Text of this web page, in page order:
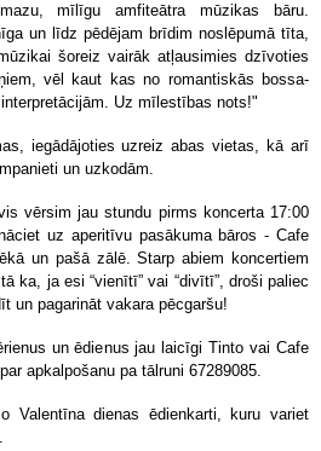
mīlīgu amfiteātra mūzikas bāru.
un līdz pēdējam brīdim noslēpumā tīta,
šoreiz vairāk atļausimies dzīvoties
vēl kaut kas no romantiskās bossa-
Uz mīlestības nots!"
iegādājoties uzreiz abas vietas, kā arī
un uzkodām.
vērsim jau stundu pirms koncerta 17:00
uz aperitīvu pasākuma bāros - Cafe
un pašā zālē. Starp abiem koncertiem
ka, ja esi “vienītī” vai “divītī”, droši paliec
un pagarināt vakara pēcgaršu!
un ēdienus jau laicīgi Tinto vai Cafe
apkalpošanu pa tālruni 67289085.
Valentīna dienas ēdienkarti, kuru variet